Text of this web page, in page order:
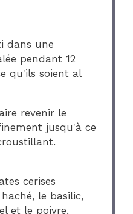
dans une
pendant 12
qu'ils soient al
revenir le
jusqu'à ce
cerises
le basilic,
et le poivre.